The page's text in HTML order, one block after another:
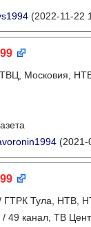
(2022-11-22
Московия,
(2021-
ГТРК Тула, НТВ,
49 канал, ТВ